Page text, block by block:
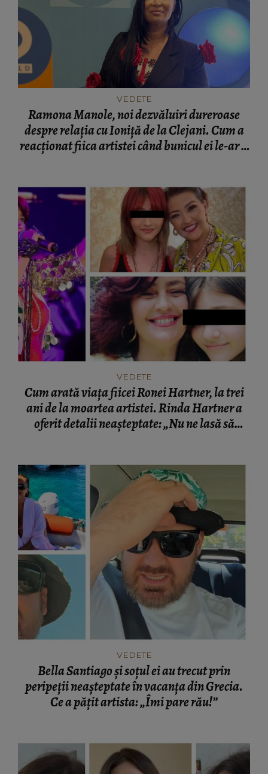
VEDETE
Ramona Manole, noi dezvăluiri dureroase
despre relația cu Ioniță de la Clejani. Cum a
reacționat fiica artistei când bunicul ei le-ar fi
VEDETE
Cum arată viața fiicei Ronei Hartner, la trei
ani de la moartea artistei. Rinda Hartner a
oferit detalii neașteptate: „Nu ne lasă să
VEDETE
Bella Santiago și soțul ei au trecut prin
peripeții neașteptate în vacanța din Grecia.
Ce a pățit artista: „Îmi pare rău!”